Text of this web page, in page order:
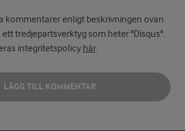
kommentarer enligt beskrivningen ovan
tredjepartsverktyg som heter "Disqus".
integritetspolicy här.
LÄGG TILL KOMMENTAR